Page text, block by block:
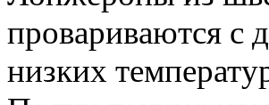
провариваются с
низких